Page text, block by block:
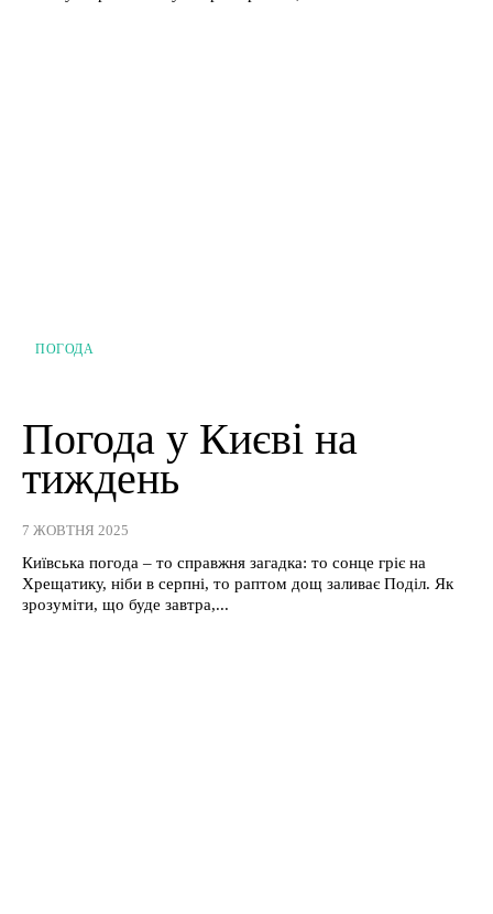
ПОГОДА
Погода у Києві на
тиждень
7 ЖОВТНЯ 2025
Київська погода – то справжня загадка: то сонце гріє на
Хрещатику, ніби в серпні, то раптом дощ заливає Поділ. Як
зрозуміти, що буде завтра,...